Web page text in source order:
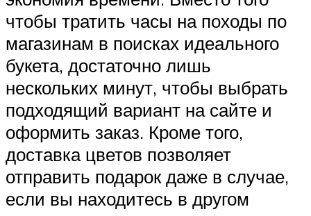
чтобы тратить часы на походы по
магазинам в поисках идеального
букета, достаточно лишь
нескольких минут, чтобы выбрать
подходящий вариант на сайте и
оформить заказ. Кроме того,
доставка цветов позволяет
отправить подарок даже в случае,
если вы находитесь в другом